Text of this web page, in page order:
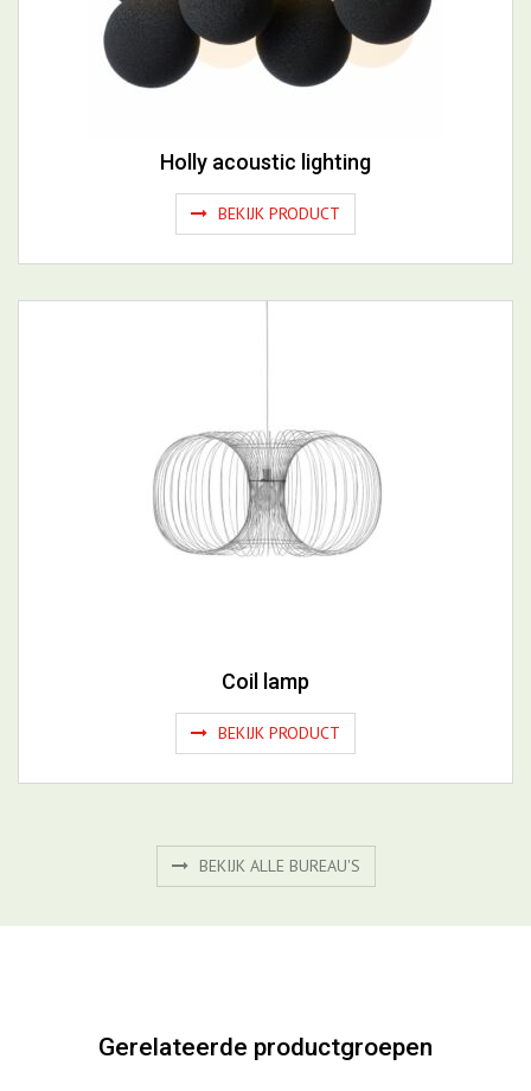
Holly acoustic lighting
BEKIJK PRODUCT
Coil lamp
BEKIJK PRODUCT
BEKIJK ALLE BUREAU'S
Gerelateerde productgroepen